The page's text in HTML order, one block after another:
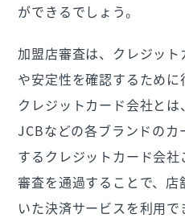
ができるでしょう。
加盟店審査は、クレジッ
や安定性を確認するために
クレジットカード会社とは
JCBなどの各ブランドの
するクレジットカード会社
審査を通過することで、
いた決済サービスを利用